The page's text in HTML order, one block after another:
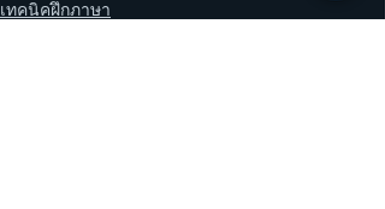
เทคนิคฝึกภาษา